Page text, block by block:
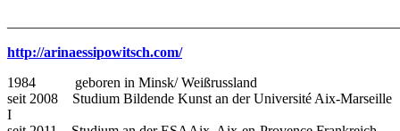
http://arinaessipowitsch.com/
1984 geboren in Minsk/ Weißrussland
seit 2008 Studium Bildende Kunst an der Université Aix-Marseille
I